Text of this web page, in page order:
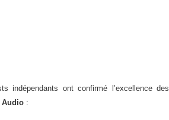
indépendants ont confirmé l’excellence des
Audio :